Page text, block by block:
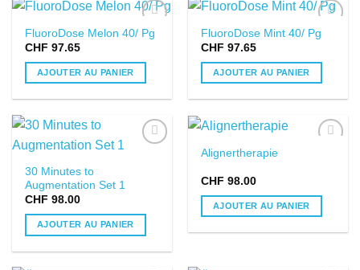
DANS LA
SOUHAITS
FluoroDose Melon 40/ Pg
CHF 97.65
AJOUTER AU PANIER
DANS LA
SOUHAITS
FluoroDose Mint 40/ Pg
CHF 97.65
AJOUTER AU PANIER
SOUHAITS
30 Minutes to
Augmentation Set 1
CHF 98.00
AJOUTER AU PANIER
Alignertherapie
CHF 98.00
AJOUTER AU PANIER